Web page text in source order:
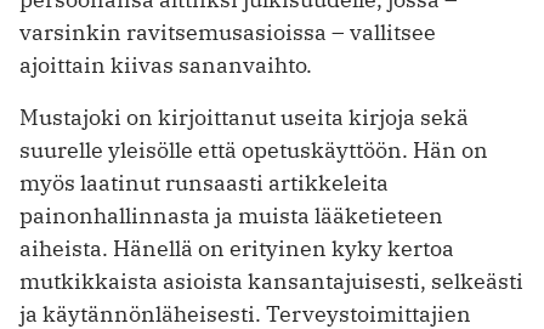
varsinkin ravitsemusasioissa – vallitsee
ajoittain kiivas sananvaihto.
Mustajoki on kirjoittanut useita kirjoja sekä
suurelle yleisölle että opetuskäyttöön. Hän on
myös laatinut runsaasti artikkeleita
painonhallinnasta ja muista lääketieteen
aiheista. Hänellä on erityinen kyky kertoa
mutkikkaista asioista kansantajuisesti, selkeästi
ja käytännönläheisesti. Terveystoimittajien